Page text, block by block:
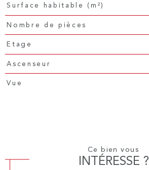
Surface habitable (m²)
Nombre de pièces
Etage
Ascenseur
Vue
Ce bien vous
INTÉRESSE ?